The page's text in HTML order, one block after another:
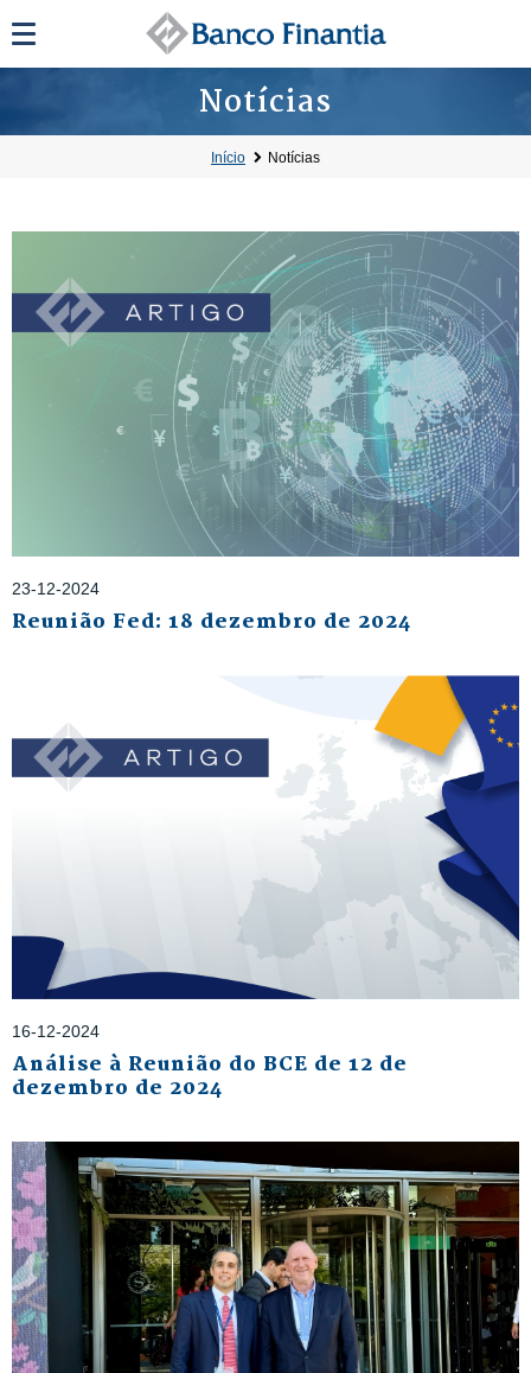
Notícias
Início Notícias
23-12-2024
Reunião Fed: 18 dezembro de 2024
16-12-2024
Análise à Reunião do BCE de 12 de
dezembro de 2024